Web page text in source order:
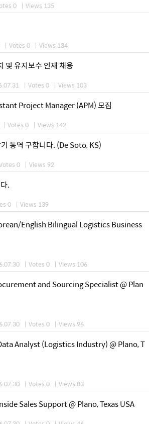
0 | Views 135
| Votes 0 | Views 134
및 유지보수 인재 채용
| Votes 0 | Views 103
Project Manager (APM) 모집
| Votes 0 | Views 142
통역 구합니다. (De Soto, KS)
0 | Views 92
.
0 | Views 139
English Bilingual Logistics Business
| Votes 0 | Views 106
and Sourcing Specialist @ Plan
| Votes 0 | Views 96
Analyst (Logistics Industry) @ Plano, T
| Votes 0 | Views 83
Sales Support @ Plano, Texas USA